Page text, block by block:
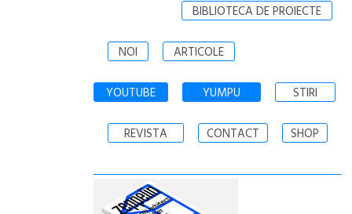
BIBLIOTECA DE PROIECTE
NOI ARTICOLE
YOUTUBE YUMPU STIRI
REVISTA CONTACT SHOP